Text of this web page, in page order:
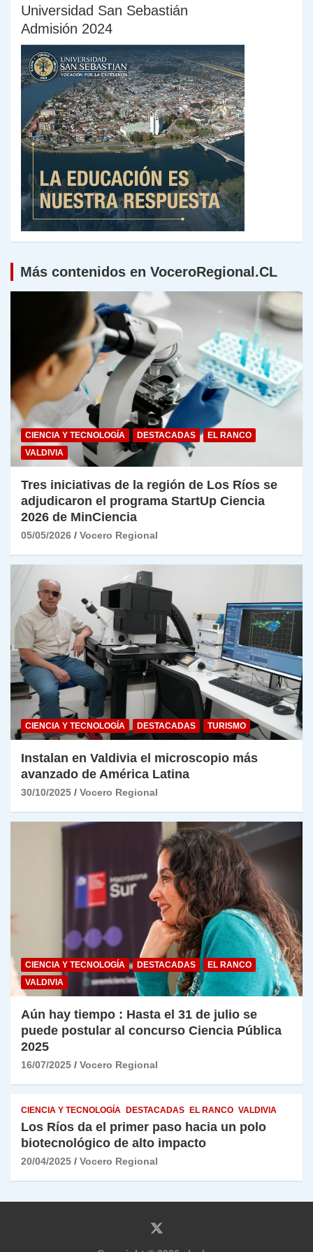
Universidad San Sebastián
Admisión 2024
Más contenidos en VoceroRegional.CL
CIENCIA Y TECNOLOGÍA DESTACADAS
EL RANCO
VALDIVIA
Tres iniciativas de la región de Los Ríos se
adjudicaron el programa StartUp Ciencia
2026 de MinCiencia
05/05/2026 Vocero Regional
CIENCIA Y TECNOLOGÍA DESTACADAS TURISMO
Instalan en Valdivia el microscopio más
avanzado de América Latina
30/10/2025 Vocero Regional
CIENCIA Y TECNOLOGÍA DESTACADAS
EL RANCO
VALDIVIA
Aún hay tiempo : Hasta el 31 de julio se
puede postular al concurso Ciencia Pública
2025
16/07/2025 Vocero Regional
CIENCIA Y TECNOLOGÍA DESTACADAS EL RANCO VALDIVIA
Los Ríos da el primer paso hacia un polo
biotecnológico de alto impacto
20/04/2025 Vocero Regional